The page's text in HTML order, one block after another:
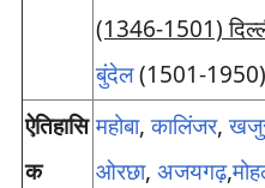
(1346-1501)
बुंदेल(1501-1950)
ऐतिहासि
क
महोबा,कालिंजर,
ओरछा, अजयगढ़,